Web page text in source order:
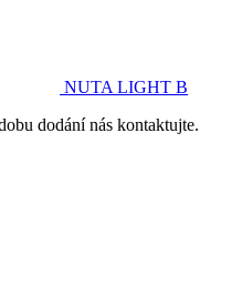
NUTA LIGHT B
dodání nás kontaktujte.